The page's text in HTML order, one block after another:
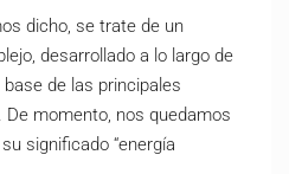
dicho, se trate de un
desarrollado a lo largo de
de las principales
momento, nos quedamos
significado “energía